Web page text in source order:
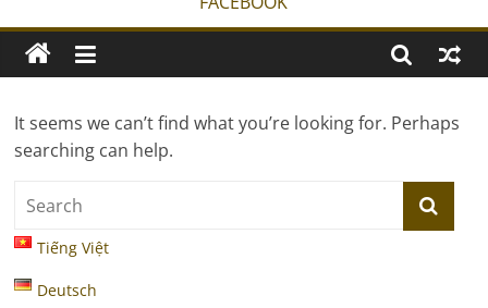
It seems we can’t find what you’re looking for. Perhaps
searching can help.
Tiếng Việt
Deutsch